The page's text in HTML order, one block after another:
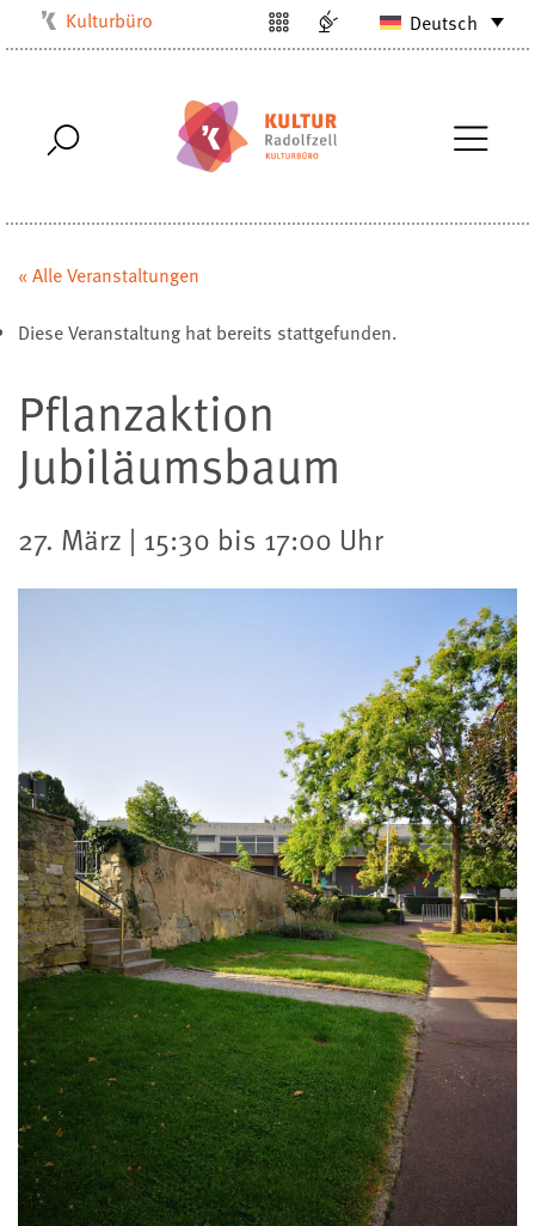
Kulturbüro
Stadtarchiv
Stadtbibliothek
Villa Bosch
Deutsch
« Alle Veranstaltungen
Diese Veranstaltung hat bereits stattgefunden.
Pflanzaktion
Jubiläumsbaum
27. März | 15:30 bis 17:00 Uhr